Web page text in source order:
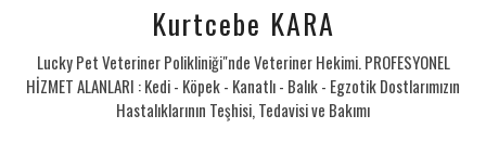
Kurtcebe KARA
Lucky Pet Veteriner Polikliniği"nde Veteriner Hekimi. PROFESYONEL
HİZMET ALANLARI : Kedi - Köpek - Kanatlı - Balık - Egzotik Dostlarımızın
Hastalıklarının Teşhisi, Tedavisi ve Bakımı